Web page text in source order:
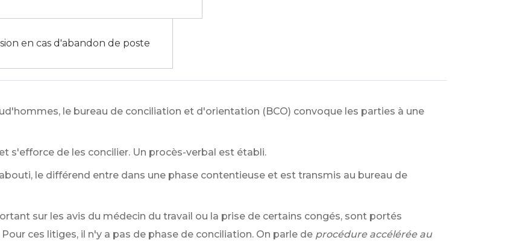
en cas d'abandon de poste
le bureau de conciliation et d'orientation (BCO) convoque les parties à une
s'efforce de les concilier. Un procès-verbal est établi.
le différend entre dans une phase contentieuse et est transmis au bureau de
sur les avis du médecin du travail ou la prise de certains congés, sont portés
ces litiges, il n'y a pas de phase de conciliation. On parle de procédure accélérée au